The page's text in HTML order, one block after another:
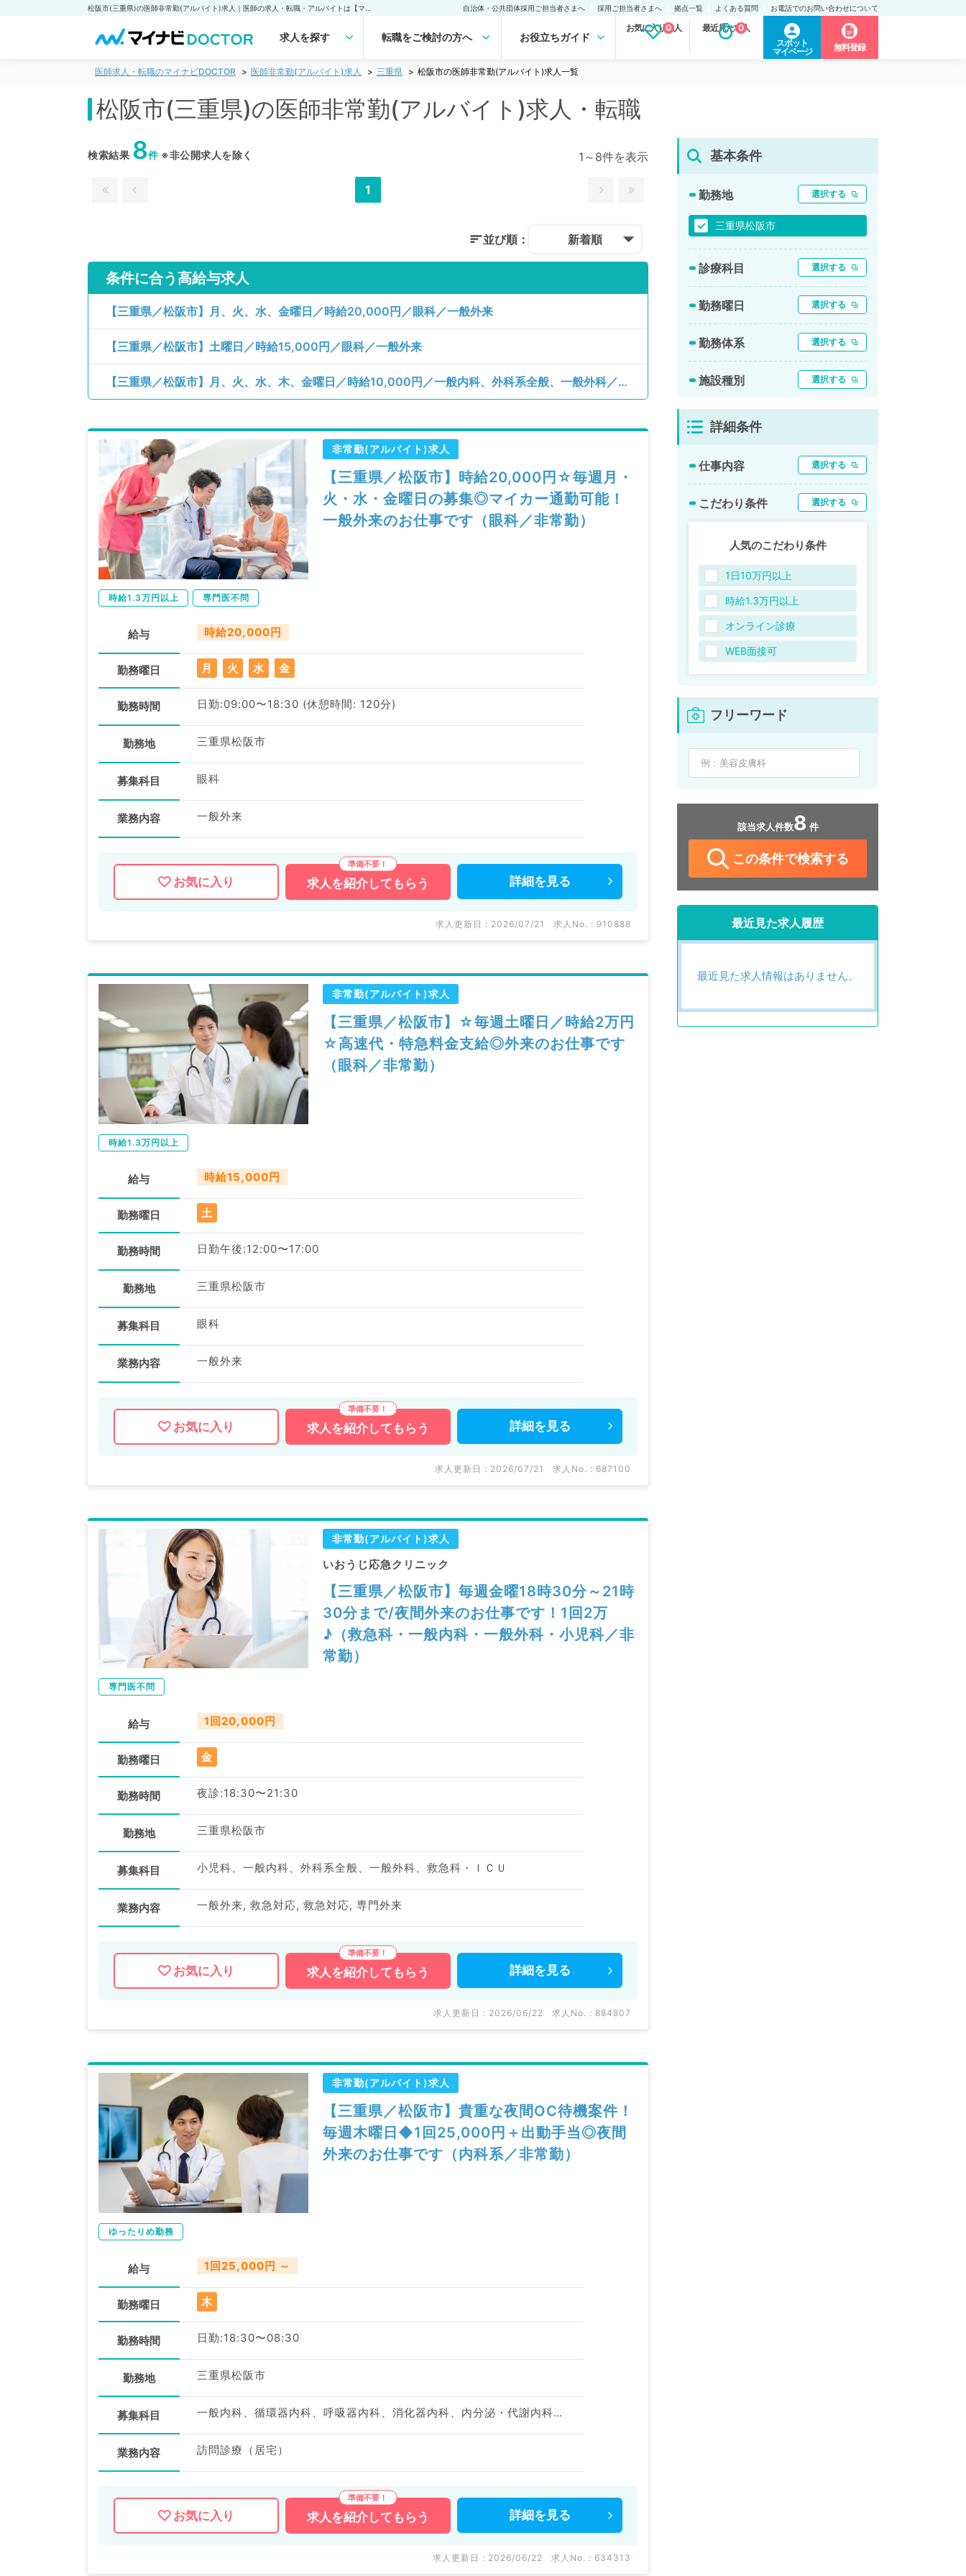
自治体・公共団体採用ご担当者さまへ 採用ご担当者さまへ 拠点一覧 よくある質問 お電話でのお問い合わせについて
求人を探す 転職をご検討の方へ お役立ちガイド
お気に入り求人
0 最近見た求人
0
スポット
マイページ
無料登録
医師求人・転職のマイナビDOCTOR 医師非常勤(アルバイト)求人 三重県 松阪市の医師非常勤(アルバイト)求人一覧
松阪市(三重県)の医師非常勤(アルバイト)求人・転職
検索結果 8件※非公開求人を除く 1～8件を表示
1
並び順： 新着順
条件に合う高給与求人
【三重県／松阪市】月、火、水、金曜日／時給20,000円／眼科／一般外来
【三重県／松阪市】土曜日／時給15,000円／眼科／一般外来
【三重県／松阪市】月、火、水、木、金曜日／時給10,000円／一般内科、外科系全般、一般外科／訪問診療（居宅）、訪問診療（施設）
非常勤(アルバイト)求人
【三重県／松阪市】時給20,000円☆毎週月・
火・水・金曜日の募集◎マイカー通勤可能！
一般外来のお仕事です（眼科／非常勤）
時給1.3万円以上 専門医不問
給与 時給20,000円
勤務曜日 月 火 水 金
勤務時間 日勤:09:00〜18:30 (休憩時間: 120分)
勤務地 三重県松阪市
募集科目 眼科
業務内容 一般外来
お気に入り 求人を紹介してもらう 詳細を 見る
求人更新日 : 2026/07/21 求人No. : 910888
非常勤(アルバイト)求人
【三重県／松阪市】☆毎週土曜日／時給2万円
☆高速代・特急料金支給◎外来のお仕事です
（眼科／非常勤）
時給1.3万円以上
給与 時給15,000円
勤務曜日 土
勤務時間 日勤午後:12:00〜17:00
勤務地 三重県松阪市
募集科目 眼科
業務内容 一般外来
お気に入り 求人を紹介してもらう 詳細を 見る
求人更新日 : 2026/07/21 求人No. : 687100
非常勤(アルバイト)求人
いおうじ応急クリニック
【三重県／松阪市】毎週金曜18時30分～21時
30分まで/夜間外来のお仕事です！1回2万
♪（救急科・一般内科・一般外科・小児科／非
常勤）
専門医不問
給与 1回20,000円
勤務曜日 金
勤務時間 夜診:18:30〜21:30
勤務地 三重県松阪市
募集科目 小児科、一般内科、外科系全般、一般外科、救急科・ＩＣＵ
業務内容 一般外来, 救急対応, 救急対応, 専門外来
お気に入り 求人を紹介してもらう 詳細を 見る
求人更新日 : 2026/06/22 求人No. : 884807
非常勤(アルバイト)求人
【三重県／松阪市】貴重な夜間OC待機案件！
毎週木曜日◆1回25,000円＋出動手当◎夜間
外来のお仕事です（内科系／非常勤）
ゆったりめ勤務
給与 1回25,000円 ～
勤務曜日 木
勤務時間 日勤:18:30〜08:30
勤務地 三重県松阪市
募集科目 一般内科、循環器内科、呼吸器内科、消化器内科、内分泌・代謝内科、腎臓内科、老年内科
業務内容 訪問診療（居宅）
お気に入り 求人を紹介してもらう 詳細を 見る
求人更新日 : 2026/06/22 求人No. : 634313
基本条件
勤務地 選択する
三重県松阪市
診療科目 選択する
勤務曜日 選択する
勤務体系 選択する
施設種別 選択する
詳細条件
仕事内容 選択する
こだわり条件 選択する
人気のこだわり条件
1日10万円以上
時給1.3万円以上
オンライン診療
WEB面接可
フリーワード
該当求人件数8 件
この条件で検索する
最近見た求人履歴
最近見た求人情報はありません。